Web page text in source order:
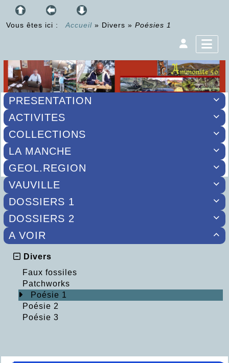
Vous êtes ici : Accueil » Divers » Poésies 1

PRESENTATION

ACTIVITES

COLLECTIONS

LA MANCHE

GEOL.REGION

VAUVILLE

DOSSIERS 1

DOSSIERS 2

A VOIR
Divers
Faux fossiles
Patchworks
Poésie 1
Poésie 2
Poésie 3